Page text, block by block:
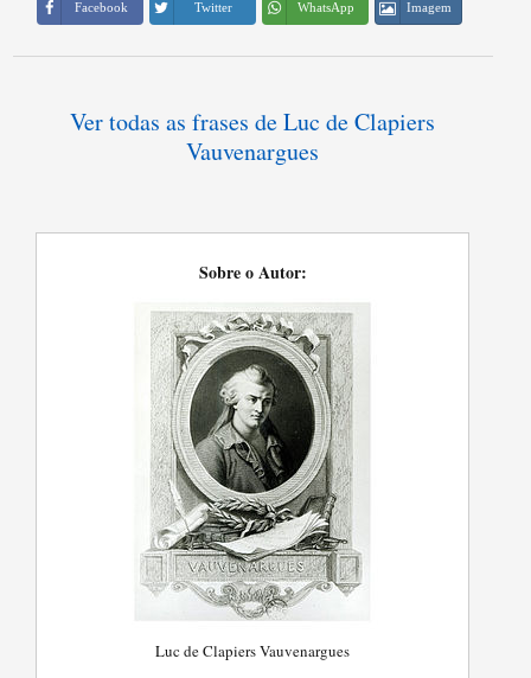
Facebook Twitter WhatsApp Imagem
Ver todas as frases de Luc de Clapiers
Vauvenargues
Sobre o Autor:
Luc de Clapiers Vauvenargues